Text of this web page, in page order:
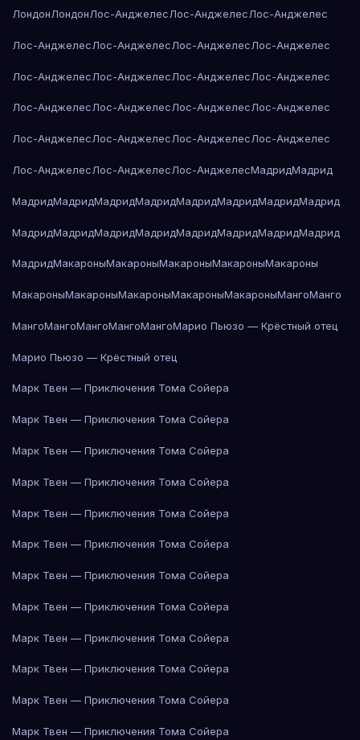
ЛондонЛондонЛос-АнджелесЛос-АнджелесЛос-Анджелес
Лос-АнджелесЛос-АнджелесЛос-АнджелесЛос-Анджелес
Лос-АнджелесЛос-АнджелесЛос-АнджелесЛос-Анджелес
Лос-АнджелесЛос-АнджелесЛос-АнджелесЛос-Анджелес
Лос-АнджелесЛос-АнджелесЛос-АнджелесЛос-Анджелес
Лос-АнджелесЛос-АнджелесЛос-АнджелесМадридМадрид
МадридМадридМадридМадридМадридМадридМадридМадрид
МадридМадридМадридМадридМадридМадридМадридМадрид
МадридМакароныМакароныМакароныМакароныМакароны
МакароныМакароныМакароныМакароныМакароныМангоМанго
МангоМангоМангоМангоМангоМарио Пьюзо — Крёстный отец
Марио Пьюзо — Крёстный отец
Марк Твен — Приключения Тома Сойера
Марк Твен — Приключения Тома Сойера
Марк Твен — Приключения Тома Сойера
Марк Твен — Приключения Тома Сойера
Марк Твен — Приключения Тома Сойера
Марк Твен — Приключения Тома Сойера
Марк Твен — Приключения Тома Сойера
Марк Твен — Приключения Тома Сойера
Марк Твен — Приключения Тома Сойера
Марк Твен — Приключения Тома Сойера
Марк Твен — Приключения Тома Сойера
Марк Твен — Приключения Тома Сойера